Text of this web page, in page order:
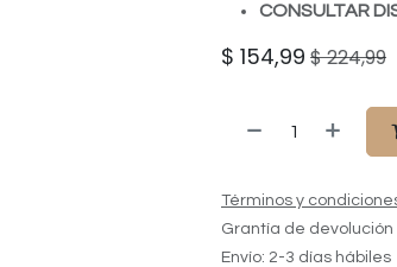
CONSULTAR
$ 154,99 $224,99
Términos y
Grantía de devolución
Envío: 2-3 días hábiles